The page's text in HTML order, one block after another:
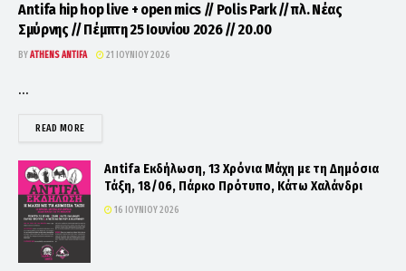
Antifa hip hop live + open mics // Polis Park // πλ. Νέας
Σμύρνης // Πέμπτη 25 Ιουνίου 2026 // 20.00
BYATHENS ANTIFA 21 ΙΟΥΝΊΟΥ 2026
...
READ MOREDETAILS
Antifa Εκδήλωση, 13 Χρόνια Μάχη με τη Δημόσια
Τάξη, 18/06, Πάρκο Πρότυπο, Κάτω Χαλάνδρι
16 ΙΟΥΝΊΟΥ 2026